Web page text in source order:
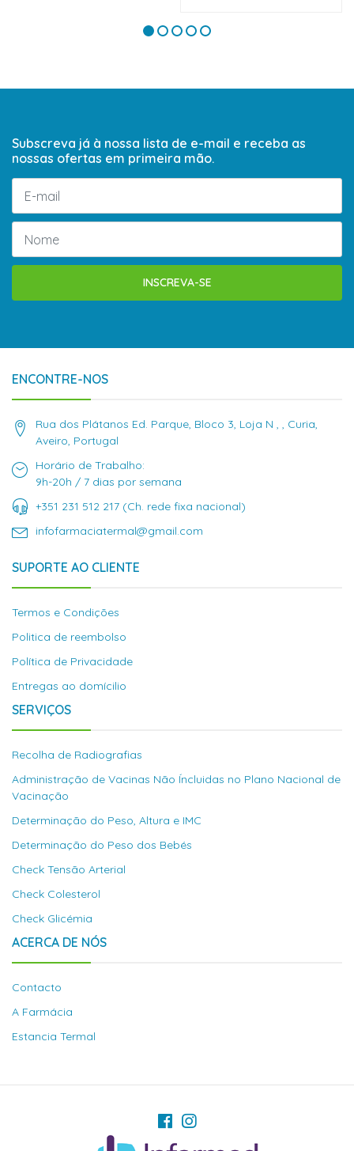
Subscreva já à nossa lista de e-mail e receba as
nossas ofertas em primeira mão.
INSCREVA-SE
ENCONTRE-NOS
Rua dos Plátanos Ed. Parque, Bloco 3, Loja N , , Curia,
Aveiro, Portugal
Horário de Trabalho:
9h-20h / 7 dias por semana
+351 231 512 217 (Ch. rede fixa nacional)
infofarmaciatermal@gmail.com
SUPORTE AO CLIENTE
Termos e Condições
Politica de reembolso
Política de Privacidade
Entregas ao domícilio
SERVIÇOS
Recolha de Radiografias
Administração de Vacinas Não Íncluidas no Plano Nacional de
Vacinação
Determinação do Peso, Altura e IMC
Determinação do Peso dos Bebés
Check Tensão Arterial
Check Colesterol
Check Glicémia
ACERCA DE NÓS
Contacto
A Farmácia
Estancia Termal